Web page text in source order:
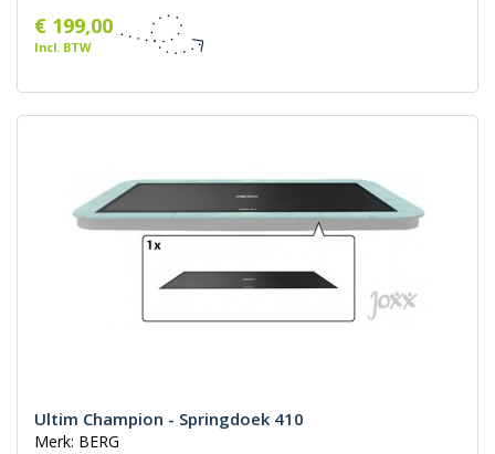
€ 199,00
Incl. BTW
Ultim Champion - Springdoek 410
Merk: BERG